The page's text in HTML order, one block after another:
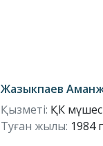
Жазыкпаев
Қызметі: ҚК
Туған жылы: 1984